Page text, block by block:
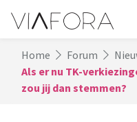
Home Forum
Als er nu TK-
zou jij dan stemmen?